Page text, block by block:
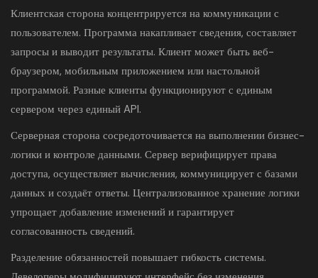
Клиентская сторона концентрируется на коммуникации с
пользователем. Программа накапливает сведения, составляет
запросы и выводит результаты. Клиент может быть веб-
браузером, мобильным приложением или настольной
программой. Разные клиенты функционируют с единым
сервером через единый API.
Серверная сторона сосредоточивается на выполнении бизнес-
логики и контроле данными. Сервер верифицирует права
доступа, осуществляет вычисления, коммуницирует с базами
данных и создаёт ответы. Централизованное хранение логики
упрощает добавление изменений и гарантирует
согласованность сведений.
Разделение обязанностей повышает гибкость системы.